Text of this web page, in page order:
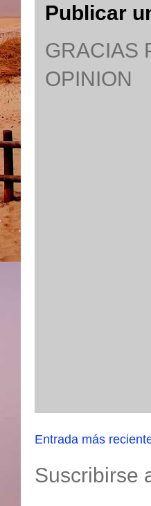
Publicar
GRACIAS
OPINION
Entrada más
Suscribirse